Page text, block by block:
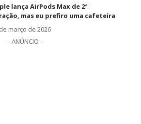
lança AirPods Max de 2ª
mas eu prefiro uma cafeteira
março de 2026
- ANÚNCIO -